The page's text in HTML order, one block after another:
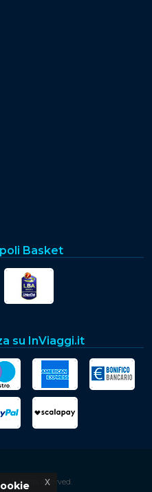
Basket
su InViaggi.it
- All rights reserved.
x